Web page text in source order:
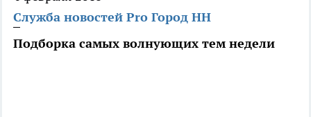
Служба новостей Pro Город НН
Подборка самых волнующих тем недели